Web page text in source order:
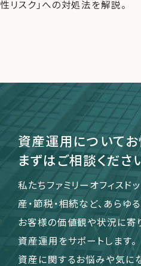
関連書籍
性リスク」への対処法を解説。
資産運用についてお
まずはご相談くださ
私たちファミリーオフィスド
産・節税・相続など、あらゆ
お客様の価値観や状況に寄
資産運用をサポートします。
資産に関するお悩みや気に